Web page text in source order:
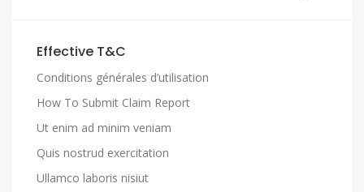
Effective T&C
Conditions générales d’utilisation
How To Submit Claim Report
Ut enim ad minim veniam
Quis nostrud exercitation
Ullamco laboris nisiut